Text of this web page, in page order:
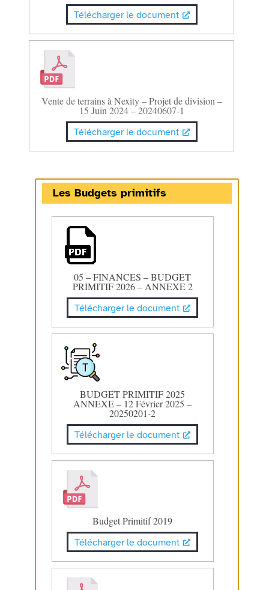
Télécharger le document
Vente de terrains à Nexity – Projet de division –
15 Juin 2024 – 20240607-1
Télécharger le document
Les Budgets primitifs
05 – FINANCES – BUDGET
PRIMITIF 2026 – ANNEXE 2
Télécharger le document
BUDGET PRIMITIF 2025
ANNEXE – 12 Février 2025 –
20250201-2
Télécharger le document
Budget Primitif 2019
Télécharger le document